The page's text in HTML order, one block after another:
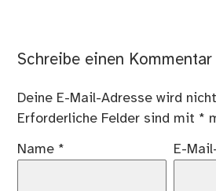
Schreibe einen Kommentar
Deine E-Mail-Adresse wird
Erforderliche Felder sind mit *
Name * E-